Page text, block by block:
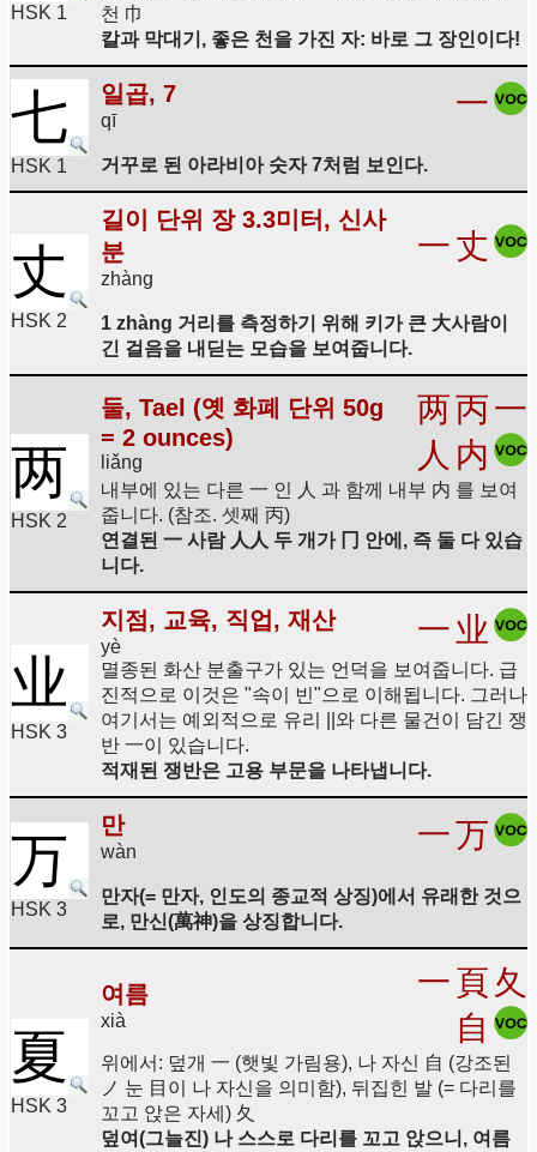
HSK 1
천 巾
칼과 막대기, 좋은 천을 가진 자: 바로 그 장인이다!
七
HSK 1
일곱, 7
qī 一
거꾸로 된 아라비아 숫자 7처럼 보인다.
丈
HSK 2
길이 단위 장 3.3미터, 신사
분
zhàng
一丈
1 zhàng 거리를 측정하기 위해 키가 큰 大사람이
긴 걸음을 내딛는 모습을 보여줍니다.
两
HSK 2
둘, Tael (옛 화폐 단위 50g
= 2 ounces)
liǎng
两丙一
人 内
내부에 있는 다른 一 인 人 과 함께 내부 内 를 보여
줍니다. (참조. 셋째 丙)
연결된 一 사람 人人 두 개가 冂 안에, 즉 둘 다 있습
니다.
业
HSK 3
지점, 교육, 직업, 재산
yè 一业
멸종된 화산 분출구가 있는 언덕을 보여줍니다. 급
진적으로 이것은 "속이 빈"으로 이해됩니다. 그러나
여기서는 예외적으로 유리 ||와 다른 물건이 담긴 쟁
반 一이 있습니다.
적재된 쟁반은 고용 부문을 나타냅니다.
万
HSK 3
만
wàn 一万
만자(= 만자, 인도의 종교적 상징)에서 유래한 것으
로, 만신(萬神)을 상징합니다.
夏
HSK 3
여름
xià
一頁 夂
自
위에서: 덮개 一 (햇빛 가림용), 나 자신 自 (강조된
ノ 눈 目이 나 자신을 의미함), 뒤집힌 발 (= 다리를
꼬고 앉은 자세) 夂
덮여(그늘진) 나 스스로 다리를 꼬고 앉으니, 여름